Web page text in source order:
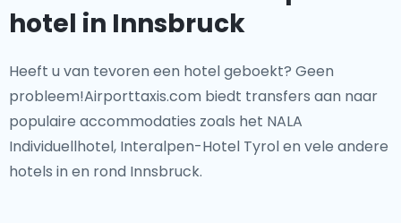
hotel in Innsbruck
Heeft u van tevoren een hotel geboekt? Geen
probleem!Airporttaxis.com biedt transfers aan naar
populaire accommodaties zoals het NALA
Individuellhotel, Interalpen-Hotel Tyrol en vele andere
hotels in en rond Innsbruck.